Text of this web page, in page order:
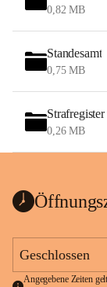
0,82 MB
Standesamt
0,75 MB
Strafregister
0,26 MB
Geschlossen
Angegebene Zeiten